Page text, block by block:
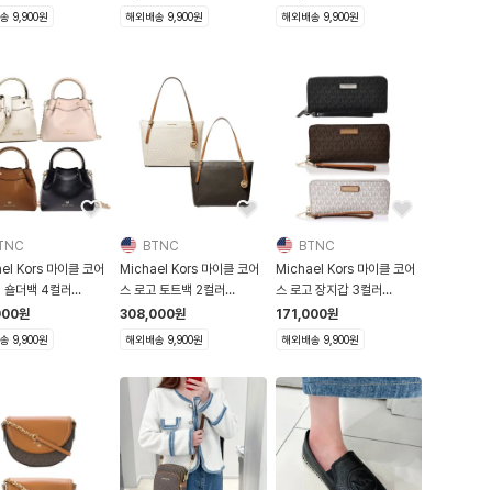
9,900원 해외배송 9,900원 해외배송 9,900원
Kors 마이클 코어
숄더백 4컬러
원
9,900원
BTNC
Michael Kors 마이클 코어
스 로고 토트백 2컬러
30F9GV6T9B
308,000원
해외배송 9,900원
BTNC
Michael Kors 마이클 코어
스 로고 장지갑 3컬러
32S7GTTTE9B
171,000원
해외배송 9,900원